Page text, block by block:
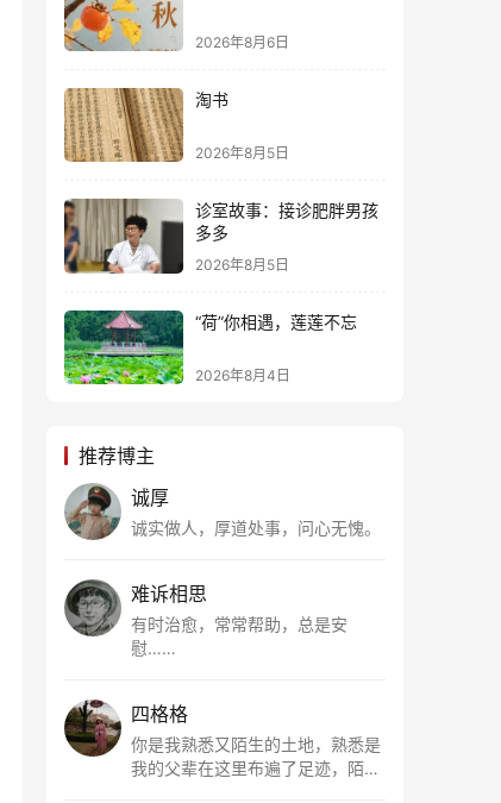
2026年8月6日
淘书
2026年8月5日
诊室故事：接诊肥胖男孩
多多
2026年8月5日
“荷”你相遇，莲莲不忘
2026年8月4日
推荐博主
诚厚
诚实做人，厚道处事，问心无愧。
难诉相思
有时治愈，常常帮助，总是安
慰……
四格格
你是我熟悉又陌生的土地，熟悉是
我的父辈在这里布遍了足迹，陌生